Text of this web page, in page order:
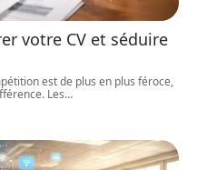
votre CV et séduire
est de plus en plus féroce,
Les…